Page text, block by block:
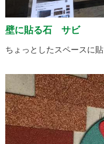
壁に貼る石 サビ
ちょっとしたスペースに